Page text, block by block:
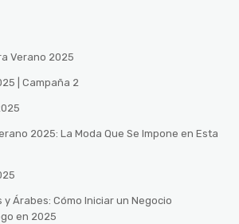
Verano 2025
| Campaña 2
2025: La Moda Que Se Impone en Esta
Árabes: Cómo Iniciar un Negocio
en 2025